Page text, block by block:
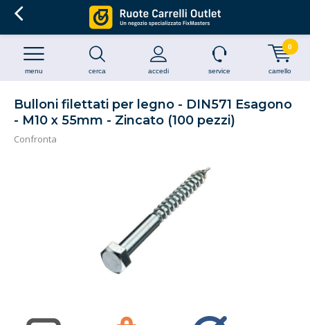
cerca accedi
menu service carrello
0
Bulloni filettati per legno - DIN571 Esagono
- M10 x 55mm - Zincato (100 pezzi)
Confronta